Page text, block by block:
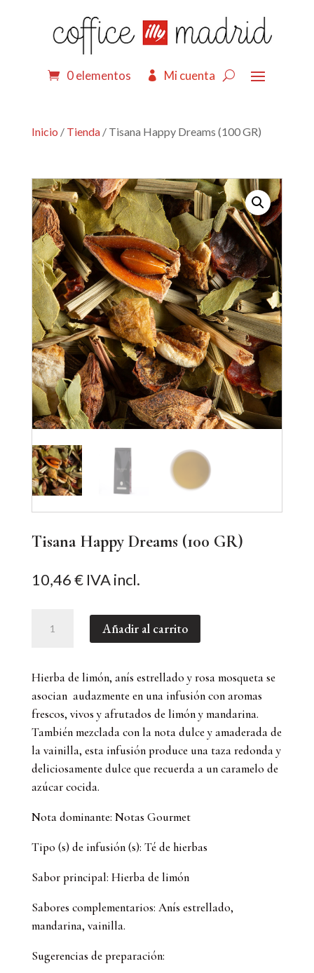
0 elementos Mi cuenta
Inicio / Tienda/ Tisana Happy Dreams (100 GR)
Tisana Happy Dreams (100 GR)
10,46€ IVA incl.
Happy
GR)
cantidad
Añadir al carrito
Hierba de limón, anís estrellado y rosa mosqueta se
asocian audazmente en una infusión con aromas
frescos, vivos y afrutados de limón y mandarina.
También mezclada con la nota dulce y amaderada de
la vainilla, esta infusión produce una taza redonda y
deliciosamente dulce que recuerda a un caramelo de
azúcar cocida.
Nota dominante: Notas Gourmet
Tipo (s) de infusión (s): Té de hierbas
Sabor principal: Hierba de limón
Sabores complementarios: Anís estrellado,
mandarina, vainilla.
Sugerencias de preparación: